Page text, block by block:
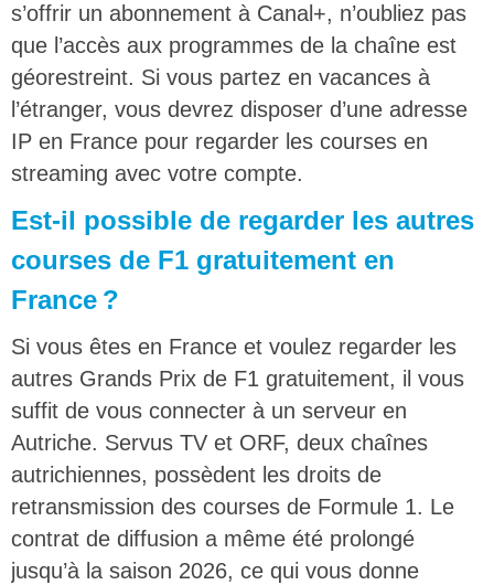
s’offrir un abonnement à Canal+, n’oubliez pas
que l’accès aux programmes de la chaîne est
géorestreint. Si vous partez en vacances à
l’étranger, vous devrez disposer d’une adresse
IP en France pour regarder les courses en
streaming avec votre compte.
Est-il possible de regarder les autres
courses de F1 gratuitement en
France ?
Si vous êtes en France et voulez regarder les
autres Grands Prix de F1 gratuitement, il vous
suffit de vous connecter à un serveur en
Autriche. Servus TV et ORF, deux chaînes
autrichiennes, possèdent les droits de
retransmission des courses de Formule 1. Le
contrat de diffusion a même été prolongé
jusqu’à la saison 2026, ce qui vous donne